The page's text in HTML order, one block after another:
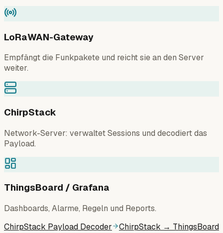
LoRaWAN-Gateway
Empfängt die Funkpakete und reicht sie an den Server
weiter.
ChirpStack
Network-Server: verwaltet Sessions und decodiert das
Payload.
ThingsBoard / Grafana
Dashboards, Alarme, Regeln und Reports.
ChirpStack Payload Decoder
ChirpStack → ThingsBoard